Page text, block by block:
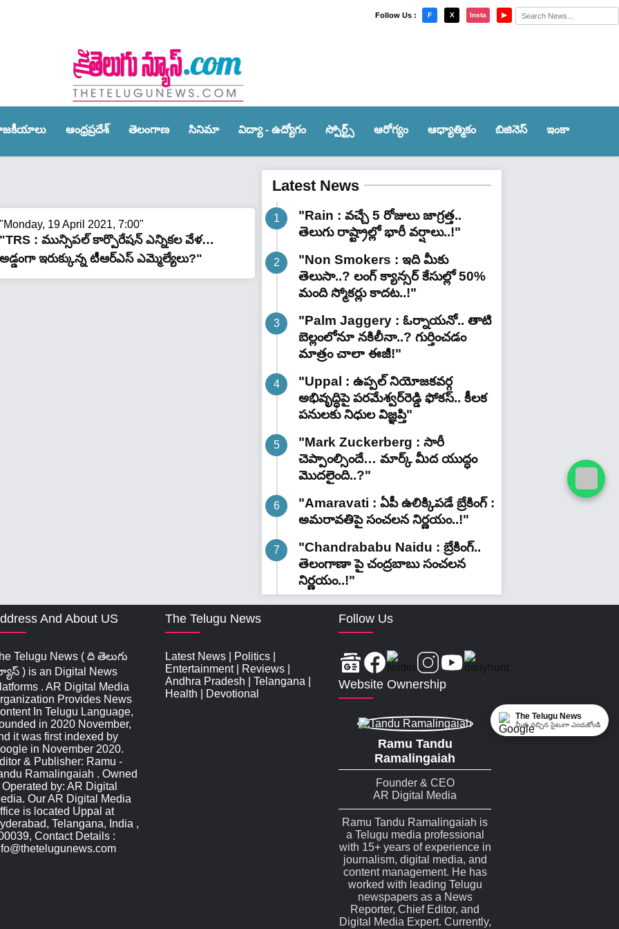
Follow Us : F X Insta ▶
ఆంధ్ర‌ప్ర‌దేశ్‌ తెలంగాణ‌ సినిమా విద్యా - ఉద్యోగం స్పోర్ట్స్‌ ఆరోగ్యం ఆధ్యాత్మికం బిజినెస్ ఇంకా
×
"Monday, 19 April 2021, 7:00"
"TRS : మున్సిపల్ కార్పొరేషన్ ఎన్నికల వేళ…
అడ్డంగా ఇరుక్కున్న టీఆర్ఎస్ ఎమ్మెల్యేలు?"
Latest News
"Rain : వచ్చే 5 రోజులు జాగ్రత్త..
తెలుగు రాష్ట్రాల్లో భారీ వ‌ర్షాలు..!"
"Non Smokers : ఇది మీకు
తెలుసా..? లంగ్ క్యాన్సర్ కేసుల్లో 50%
మంది స్మోకర్లు కాదట..!"
"Palm Jaggery : ఓర్నాయనో.. తాటి
బెల్లంలోనూ నకిలీనా..? గుర్తించడం
మాత్రం చాలా ఈజీ!"
"Uppal : ఉప్పల్ నియోజకవర్గ
అభివృద్ధిపై పరమేశ్వర్‌రెడ్డి ఫోకస్.. కీలక
పనులకు నిధుల విజ్ఞప్తి"
"Mark Zuckerberg : సారీ
చెప్పాంల్సిందే… మార్క్ మీద యుద్ధం
మొదలైంది..?"
"Amaravati : ఏపీ ఉలిక్కిపడే బ్రేకింగ్ :
అమరావతిపై సంచలన నిర్ణయం..!"
"Chandrababu Naidu : బ్రేకింగ్..
తెలంగాణా పై చంద్రబాబు సంచలన
నిర్ణయం..!"
And About US
Telugu News ( ది తెలుగు
) is an Digital News
. AR Digital Media
Provides News
In Telugu Language,
in 2020 November,
it was first indexed by
in November 2020.
& Publisher: Ramu -
Ramalingaiah . Owned
by: AR Digital
Our AR Digital Media
is located Uppal at
Telangana, India ,
Contact Details :
The Telugu News
Latest News Politics
Entertainment| Reviews
Andhra Pradesh
Telangana
Health
Devotional
Follow Us
Website Ownership
Ramu Tandu
Ramalingaiah
Founder & CEO
AR Digital Media
Ramu Tandu Ramalingaiah is
a Telugu media professional
with 15+ years of experience in
journalism, digital media, and
content management. He has
worked with leading Telugu
newspapers as a News
Reporter, Chief Editor, and
Digital Media Expert. Currently,
The Telugu News
మీకు నచ్చిన సైటుగా ఎంచుకోండి